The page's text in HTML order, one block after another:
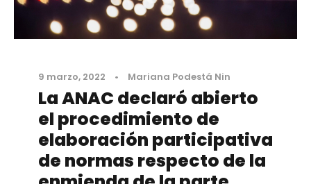
9 marzo, 2022 • Mariana Podestá Nin
La ANAC declaró abierto
el procedimiento de
elaboración participativa
de normas respecto de la